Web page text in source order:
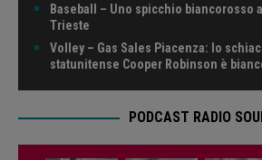
Baseball – Uno spicchio biancorosso
Trieste
Volley – Gas Sales Piacenza: lo
statunitense Cooper Robinson è
PODCAST RADIO